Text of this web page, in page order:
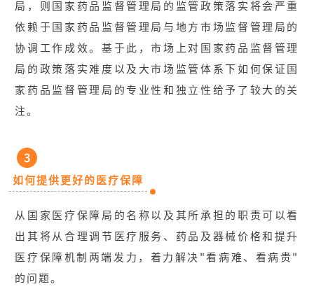
局，则国家药品监督管理局的监管政策落实将会严重
依赖于国家药品监督管理局与地方市场监督管理局的
协调工作成效。基于此，市场上对国家药品监督管理
局的政策落实难度以及大市场监管体系下如何保证国
家药品监督管理局的专业性和独立性给予了较大的关
注。
3
如何提供更好的医疗保障
从国家医疗保障局的名称以及其所承担的职责可以看
出其将从合理调节医疗服务、药品及器械价格和提升
医疗保障机制两端发力，着力解决"看病难、看病贵"
的问题。